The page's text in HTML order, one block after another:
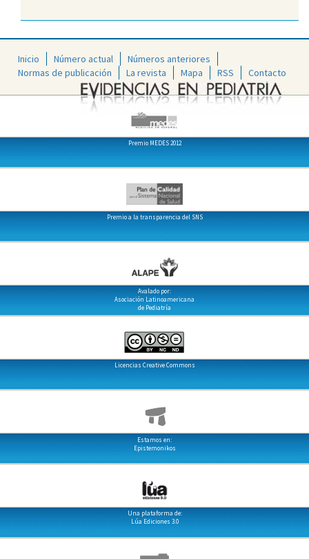
Inicio Número actual
Números anteriores
Normas de publicación
La revista Mapa RSS Contacto
Premio MEDES 2012
Premio a la transparencia del SNS
Avalado por:
Asociación Latinoamericana
de Pediatría
Licencias Creative Commons
Estamos en:
Epistemonikos
Una plataforma de:
Lúa Ediciones 3.0